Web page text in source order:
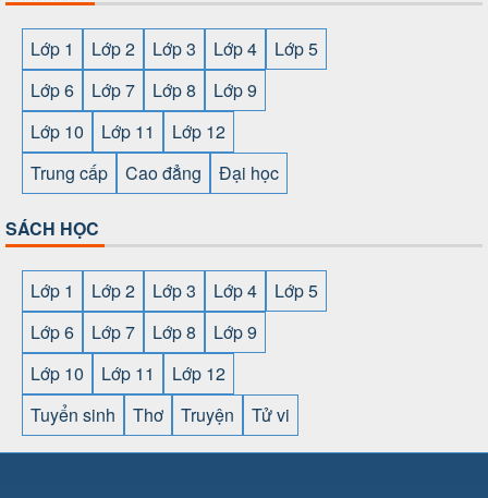
Lớp 1 Lớp 2 Lớp 3 Lớp 4
Lớp 5
Lớp 6
Lớp 7 Lớp 8
Lớp 9
Lớp 10
Lớp 11
Lớp 12
Trung cấp
Cao đẳng Đại học
SÁCH HỌC
Lớp 1 Lớp 2 Lớp 3 Lớp 4
Lớp 5
Lớp 6
Lớp 7 Lớp 8
Lớp 9
Lớp 10
Lớp 11
Lớp 12
Tuyển sinh
Thơ Truyện Tử vi